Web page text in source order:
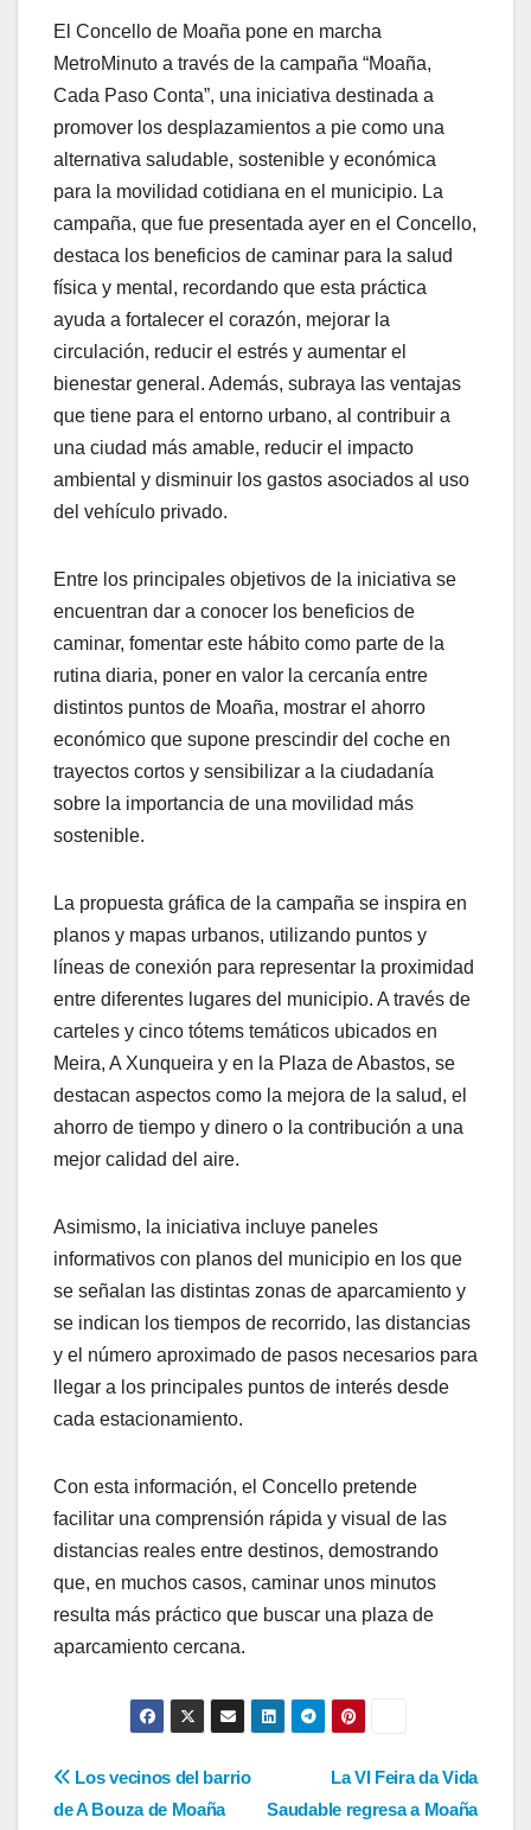
El Concello de Moaña pone en marcha
MetroMinuto a través de la campaña “Moaña,
Cada Paso Conta”, una iniciativa destinada a
promover los desplazamientos a pie como una
alternativa saludable, sostenible y económica
para la movilidad cotidiana en el municipio. La
campaña, que fue presentada ayer en el Concello,
destaca los beneficios de caminar para la salud
física y mental, recordando que esta práctica
ayuda a fortalecer el corazón, mejorar la
circulación, reducir el estrés y aumentar el
bienestar general. Además, subraya las ventajas
que tiene para el entorno urbano, al contribuir a
una ciudad más amable, reducir el impacto
ambiental y disminuir los gastos asociados al uso
del vehículo privado.
Entre los principales objetivos de la iniciativa se
encuentran dar a conocer los beneficios de
caminar, fomentar este hábito como parte de la
rutina diaria, poner en valor la cercanía entre
distintos puntos de Moaña, mostrar el ahorro
económico que supone prescindir del coche en
trayectos cortos y sensibilizar a la ciudadanía
sobre la importancia de una movilidad más
sostenible.
La propuesta gráfica de la campaña se inspira en
planos y mapas urbanos, utilizando puntos y
líneas de conexión para representar la proximidad
entre diferentes lugares del municipio. A través de
carteles y cinco tótems temáticos ubicados en
Meira, A Xunqueira y en la Plaza de Abastos, se
destacan aspectos como la mejora de la salud, el
ahorro de tiempo y dinero o la contribución a una
mejor calidad del aire.
Asimismo, la iniciativa incluye paneles
informativos con planos del municipio en los que
se señalan las distintas zonas de aparcamiento y
se indican los tiempos de recorrido, las distancias
y el número aproximado de pasos necesarios para
llegar a los principales puntos de interés desde
cada estacionamiento.
Con esta información, el Concello pretende
facilitar una comprensión rápida y visual de las
distancias reales entre destinos, demostrando
que, en muchos casos, caminar unos minutos
resulta más práctico que buscar una plaza de
aparcamiento cercana.
Navegación
La VI Feira da Vida
Saudable regresa a Moaña
Los vecinos del barrio
de A Bouza de Moaña